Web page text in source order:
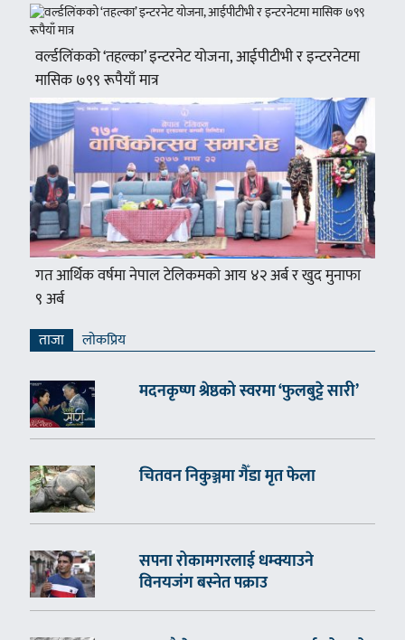
वर्ल्डलिंकको ‘तहल्का’ इन्टरनेट योजना, आईपीटीभी र इन्टरनेटमा
मासिक ७९९ रूपैयाँ मात्र
गत आर्थिक वर्षमा नेपाल टेलिकमको आय ४२ अर्ब र खुद मुनाफा
९ अर्ब
ताजा लाेकप्रिय
मदनकृष्ण श्रेष्ठको स्वरमा ‘फुलबुट्टे सारी’
चितवन निकुञ्जमा गैँडा मृत फेला
सपना रोकामगरलाई धम्क्याउने
विनयजंग बस्नेत पक्राउ